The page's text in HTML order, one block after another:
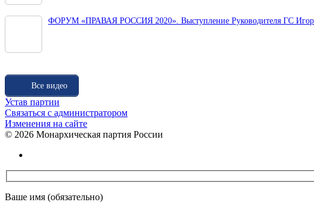
ФОРУМ «ПРАВАЯ РОССИЯ 2020». Выступление Руководителя ГС
Все видео
Устав партии
Связаться с администратором
Изменения на сайте
© 2026 Монархическая партия России
Ваше имя (обязательно)